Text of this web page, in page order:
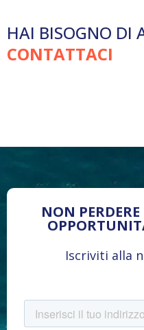
HAI BISOGNO DI
CONTATTACI
NON
Iscriviti alla